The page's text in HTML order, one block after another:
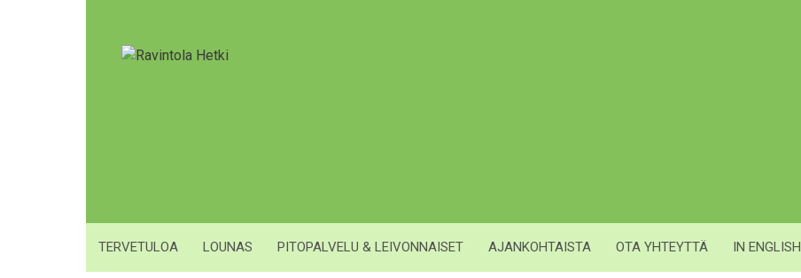
TERVETULOA LOUNAS PITOPALVELU & LEIVONNAISET AJANKOHTAISTA OTA YHTEYTTÄ IN ENGLISH